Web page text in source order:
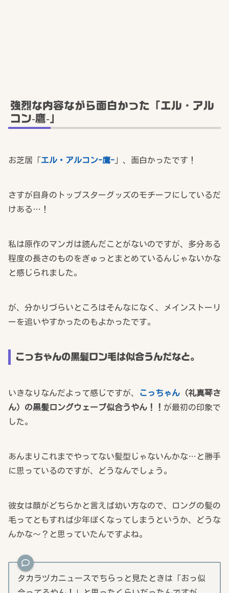
強烈な内容ながら面白かった「エル・アル
コン-鷹-」
お芝居「エル・アルコン-鷹- 」、面白かったです！
さすが自身のトップスターグッズのモチーフにしているだ
けある…！
私は原作のマンガは読んだことがないのですが、多分ある
程度の長さのものをぎゅっとまとめているんじゃないかな
と感じられました。
が、分かりづらいところはそんなになく、メインストーリ
ーを追いやすかったのもよかったです。
こっちゃんの黒髪ロン毛は似合うんだなと。
いきなりなんだよって感じですが、 こっちゃん （礼真琴さ
ん）の黒髪ロングウェーブ似合うやん！！ が最初の印象で
した。
あんまりこれまでやってない髪型じゃないんかな…と勝手
に思っているのですが、どうなんでしょう。
彼女は顔がどちらかと言えば幼い方なので、ロングの髪の
毛ってともすれば少年ぽくなってしまうというか、どうな
んかな～？と思っていたんですよね。
タカラヅカニュースでちらっと見たときは「おっ似